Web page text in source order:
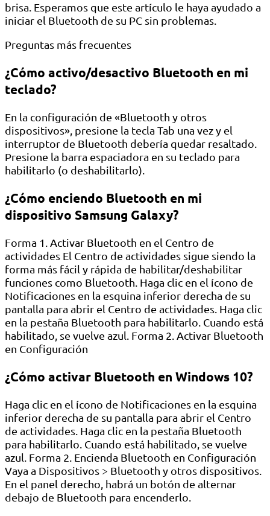
brisa. Esperamos que este artículo le haya ayudado a
iniciar el Bluetooth de su PC sin problemas.
Preguntas más frecuentes
¿Cómo activo/desactivo Bluetooth en mi
teclado?
En la configuración de «Bluetooth y otros
dispositivos», presione la tecla Tab una vez y el
interruptor de Bluetooth debería quedar resaltado.
Presione la barra espaciadora en su teclado para
habilitarlo (o deshabilitarlo).
¿Cómo enciendo Bluetooth en mi
dispositivo Samsung Galaxy?
Forma 1. Activar Bluetooth en el Centro de
actividades El Centro de actividades sigue siendo la
forma más fácil y rápida de habilitar/deshabilitar
funciones como Bluetooth. Haga clic en el ícono de
Notificaciones en la esquina inferior derecha de su
pantalla para abrir el Centro de actividades. Haga clic
en la pestaña Bluetooth para habilitarlo. Cuando está
habilitado, se vuelve azul. Forma 2. Activar Bluetooth
en Configuración
¿Cómo activar Bluetooth en Windows 10?
Haga clic en el ícono de Notificaciones en la esquina
inferior derecha de su pantalla para abrir el Centro
de actividades. Haga clic en la pestaña Bluetooth
para habilitarlo. Cuando está habilitado, se vuelve
azul. Forma 2. Encienda Bluetooth en Configuración
Vaya a Dispositivos > Bluetooth y otros dispositivos.
En el panel derecho, habrá un botón de alternar
debajo de Bluetooth para encenderlo.